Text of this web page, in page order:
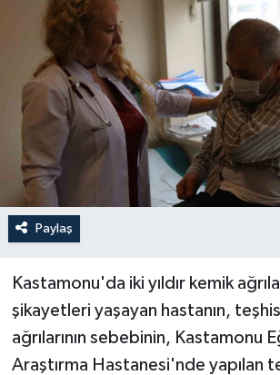
Paylaş
Kastamonu'da iki yıldır kemik
şikayetleri yaşayan hastanın,
ağrılarının sebebinin, Kastamonu
Araştırma Hastanesi'nde yapılan